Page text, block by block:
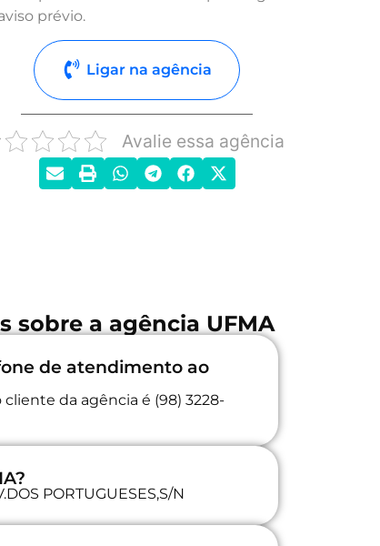
prévio.
Ligar na agência
Avalie essa agência
sobre a agência UFMA
de atendimento ao
da agência é (98) 3228-
PORTUGUESES,S/N